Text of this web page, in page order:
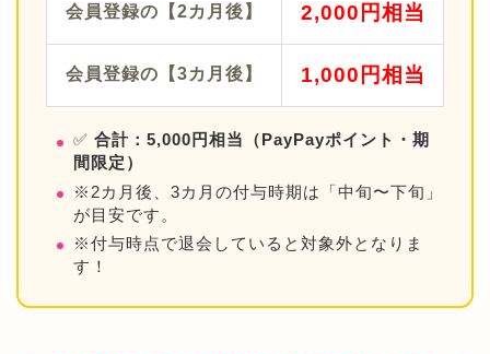
会員登録の【2カ月後】 2,000円相当
会員登録の【3カ月後】 1,000円相当
✅ 合計：5,000円相当（PayPayポイント・期
間限定）
※2カ月後、3カ月の付与時期は「中旬〜下旬」
が目安です。
※付与時点で退会していると対象外となりま
す！